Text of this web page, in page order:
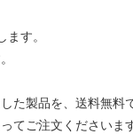
す。
製品を、送料無
ご注文くださいま